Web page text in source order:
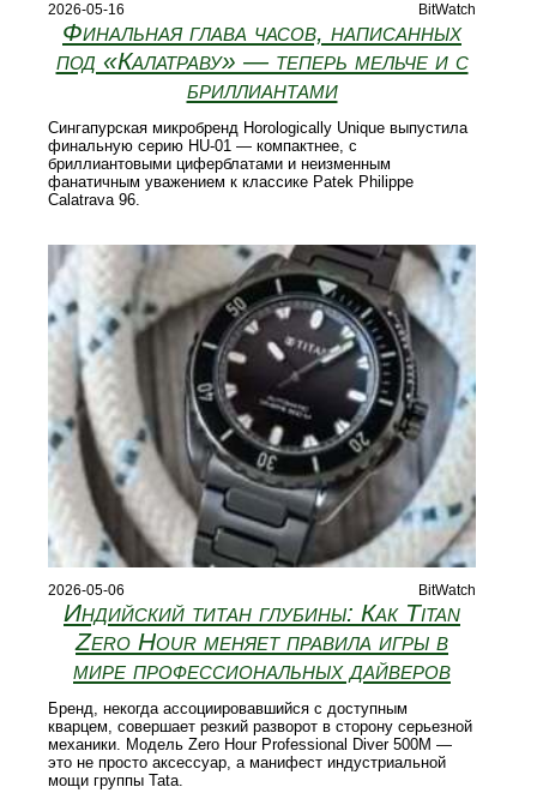
2026-05-16 BitWatch
Финальная глава часов, написанных
под «Калатраву» — теперь мельче и с
бриллиантами
Сингапурская микробренд Horologically Unique выпустила
финальную серию HU-01 — компактнее, с
бриллиантовыми циферблатами и неизменным
фанатичным уважением к классике Patek Philippe
Calatrava 96.
2026-05-06 BitWatch
Индийский титан глубины: Как Titan
Zero Hour меняет правила игры в
мире профессиональных дайверов
Бренд, некогда ассоциировавшийся с доступным
кварцем, совершает резкий разворот в сторону серьезной
механики. Модель Zero Hour Professional Diver 500M —
это не просто аксессуар, а манифест индустриальной
мощи группы Tata.